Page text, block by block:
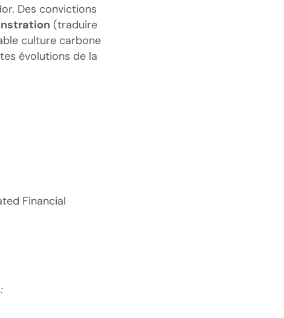
Des convictions
(traduire
culture carbone
évolutions de la
Financial